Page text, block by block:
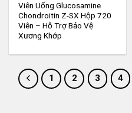
Viên Uống Glucosamine
Chondroitin Z-SX Hộp 720
Viên – Hỗ Trợ Bảo Vệ
Xương Khớp
1 2 3 4